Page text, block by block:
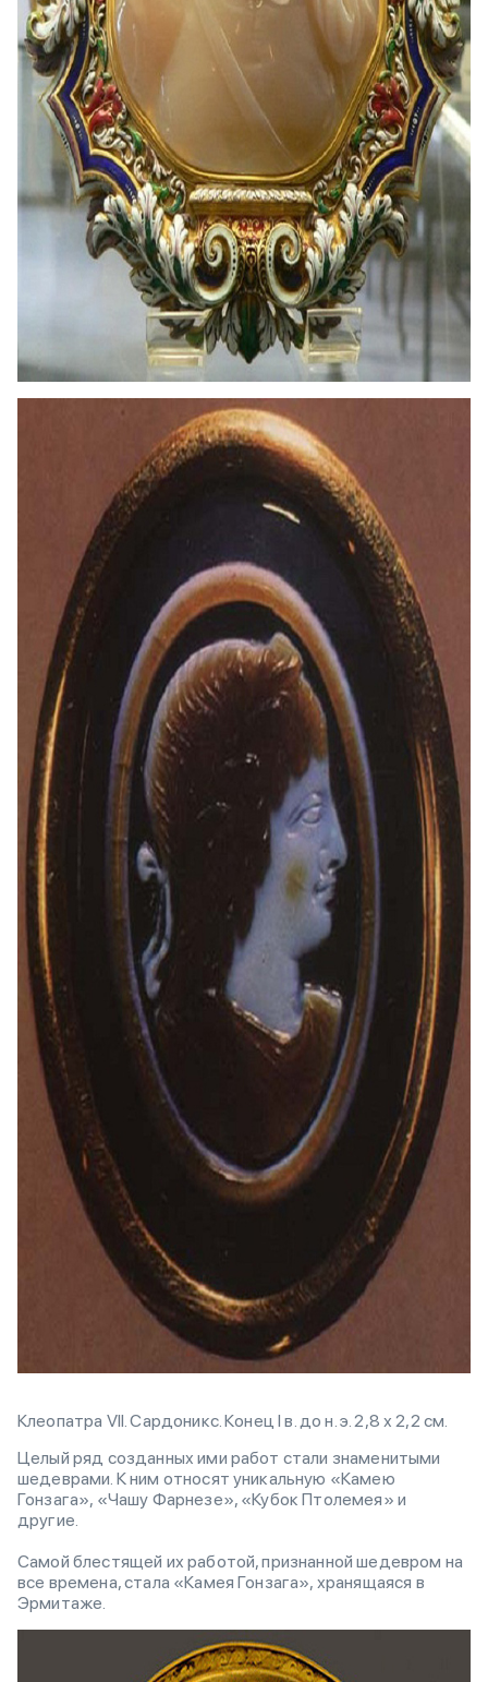
Клеопатра VII. Сардоникс. Конец I в. до н. э. 2,8 х 2,2 см.
Целый ряд созданных ими работ стали знаменитыми
шедеврами. К ним относят уникальную «Камею
Гонзага», «Чашу Фарнезе», «Кубок Птолемея» и
другие.
Самой блестящей их работой, признанной шедевром на
все времена, стала «Камея Гонзага», хранящаяся в
Эрмитаже.